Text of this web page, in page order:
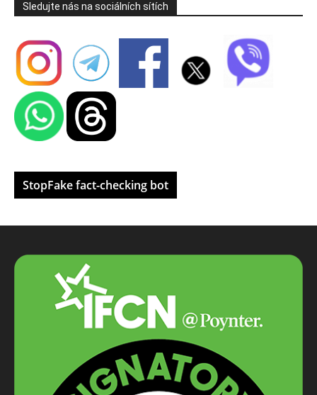
Sledujte nás na sociálních sítích
StopFake fact-checking bot